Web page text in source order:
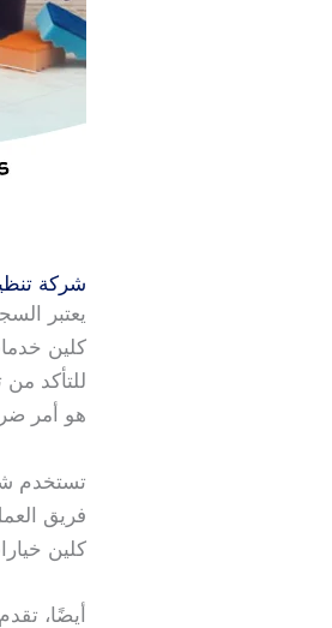
شركة
يعتبر
كلين
للتأكد
هو أمر
تستخدم
فريق
كلين
أيضًا،